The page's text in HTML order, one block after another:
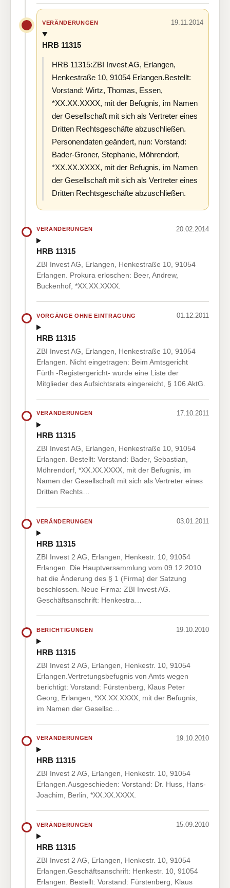
VERÄNDERUNGEN 19.11.2014
HRB 11315
HRB 11315:ZBI Invest AG, Erlangen,
Henkestraße 10, 91054 Erlangen.Bestellt:
Vorstand: Wirtz, Thomas, Essen,
*XX.XX.XXXX, mit der Befugnis, im Namen
der Gesellschaft mit sich als Vertreter eines
Dritten Rechtsgeschäfte abzuschließen.
Personendaten geändert, nun: Vorstand:
Bader-Groner, Stephanie, Möhrendorf,
*XX.XX.XXXX, mit der Befugnis, im Namen
der Gesellschaft mit sich als Vertreter eines
Dritten Rechtsgeschäfte abzuschließen.
VERÄNDERUNGEN 20.02.2014
HRB 11315
ZBI Invest AG, Erlangen, Henkestraße 10, 91054
Erlangen. Prokura erloschen: Beer, Andrew,
Buckenhof, *XX.XX.XXXX.
VORGÄNGE OHNE EINTRAGUNG 01.12.2011
HRB 11315
ZBI Invest AG, Erlangen, Henkestraße 10, 91054
Erlangen. Nicht eingetragen: Beim Amtsgericht
Fürth -Registergericht- wurde eine Liste der
Mitglieder des Aufsichtsrats eingereicht, § 106 AktG.
VERÄNDERUNGEN 17.10.2011
HRB 11315
ZBI Invest AG, Erlangen, Henkestraße 10, 91054
Erlangen. Bestellt: Vorstand: Bader, Sebastian,
Möhrendorf, *XX.XX.XXXX, mit der Befugnis, im
Namen der Gesellschaft mit sich als Vertreter eines
Dritten Rechts…
VERÄNDERUNGEN 03.01.2011
HRB 11315
ZBI Invest 2 AG, Erlangen, Henkestr. 10, 91054
Erlangen. Die Hauptversammlung vom 09.12.2010
hat die Änderung des § 1 (Firma) der Satzung
beschlossen. Neue Firma: ZBI Invest AG.
Geschäftsanschrift: Henkestra…
BERICHTIGUNGEN 19.10.2010
HRB 11315
ZBI Invest 2 AG, Erlangen, Henkestr. 10, 91054
Erlangen.Vertretungsbefugnis von Amts wegen
berichtigt: Vorstand: Fürstenberg, Klaus Peter
Georg, Erlangen, *XX.XX.XXXX, mit der Befugnis,
im Namen der Gesellsc…
VERÄNDERUNGEN 19.10.2010
HRB 11315
ZBI Invest 2 AG, Erlangen, Henkestr. 10, 91054
Erlangen.Ausgeschieden: Vorstand: Dr. Huss, Hans-
Joachim, Berlin, *XX.XX.XXXX.
VERÄNDERUNGEN 15.09.2010
HRB 11315
ZBI Invest 2 AG, Erlangen, Henkestr. 10, 91054
Erlangen.Geschäftsanschrift: Henkestr. 10, 91054
Erlangen. Bestellt: Vorstand: Fürstenberg, Klaus